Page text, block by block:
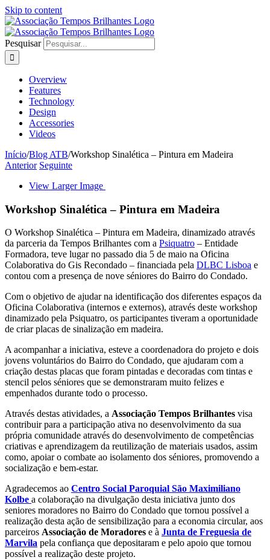
Skip to content
Pesquisar
Overview
Features
Technology
Design
Accessories
Videos
Início/Blog ATB/Workshop Sinalética – Pintura em Madeira
Anterior Seguinte
View Larger Image
Workshop Sinalética – Pintura em Madeira
O Workshop Sinalética – Pintura em Madeira, dinamizado através
da parceria da Tempos Brilhantes com a Psiquatro – Entidade
Formadora, teve lugar no passado dia 5 de maio na Oficina
Colaborativa do Gis Recondado – financiada pela DLBC Lisboa e
contou com a presença de nove séniores do Bairro do Condado.
Com o objetivo de ajudar na identificação dos diferentes espaços da
Oficina Colaborativa (internos e externos), através deste workshop
dinamizado pela Psiquatro, os participantes tiveram a oportunidade
de criar placas de sinalização em madeira.
A acompanhar a iniciativa, esteve a coordenadora do projeto e dois
jovens voluntários do Bairro do Condado, que ajudaram com a
criação destas placas que foram pintadas e decoradas com tintas e
stencil pelos séniores que se demonstraram muito felizes e
empenhados durante todo o processo.
Através destas atividades, a Associação Tempos Brilhantes visa
contribuir para a participação ativa no desenvolvimento da sua
própria comunidade através do desenvolvimento de competências
criativas e aprendizagem da reutilização de materiais usados, assim
como, apoiar o combate ao isolamento dos séniores, promovendo a
socialização e bem-estar.
Agradecemos ao Centro Social Paroquial São Maximiliano
Kolbe a colaboração na divulgação desta iniciativa junto dos
seniores moradores no Bairro do Condado que tornou possível a
realização desta ação de sensibilização para a economia circular, aos
parceiros Associação de Moradores e à Junta de Freguesia de
Marvila pela confiança que depositaram e pelo apoio que tornou
possível a realização deste projeto.